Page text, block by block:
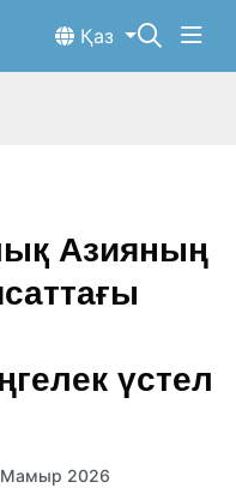
Қаз
Азияның
үстел
Мамыр 2026